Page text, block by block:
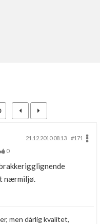
21.12.2010 08.13
#171
0
nærmiljø.
men dårlig kvalitet,